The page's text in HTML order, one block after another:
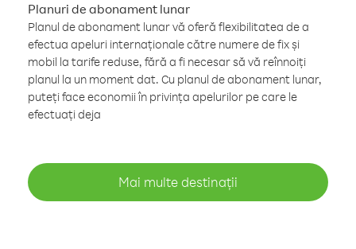
Planuri de abonament lunar
Planul de abonament lunar vă oferă flexibilitatea de a
efectua apeluri internaționale către numere de fix și
mobil la tarife reduse, fără a fi necesar să vă reînnoiți
planul la un moment dat. Cu planul de abonament lunar,
puteți face economii în privința apelurilor pe care le
efectuați deja
Mai multe destinații